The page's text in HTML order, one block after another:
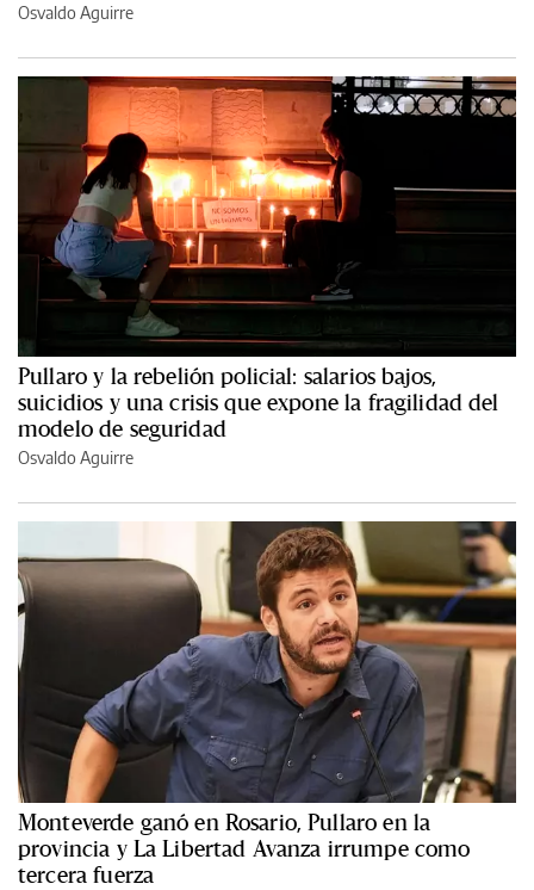
Osvaldo Aguirre
Pullaro y la rebelión policial: salarios bajos,
suicidios y una crisis que expone la fragilidad del
modelo de seguridad
Osvaldo Aguirre
Monteverde ganó en Rosario, Pullaro en la
provincia y La Libertad Avanza irrumpe como
tercera fuerza